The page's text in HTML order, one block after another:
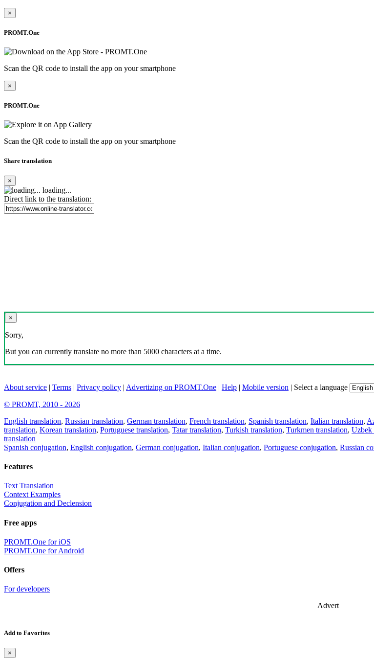
×
PROMT.One
Scan the QR code to install the app on your smartphone
×
PROMT.One
Scan the QR code to install the app on your smartphone
Share translation
×
loading...
Direct link to the translation:
×
Sorry,
But you can currently translate no more than 5000 characters at a time.
About service | Terms | Privacy policy | Advertizing on PROMT.One | Help | Mobile version | Select a language
© PROMT, 2010 - 2026
English translation, Russian translation, German translation, French translation, Spanish translation, Italian translation,
translation, Korean translation, Portuguese translation, Tatar translation, Turkish translation, Turkmen translation, Uzbek
translation
Spanish conjugation, English conjugation, German conjugation, Italian conjugation, Portuguese conjugation, Russian
Features
Text Translation
Context Examples
Conjugation and Declension
Free apps
PROMT.One for iOS
PROMT.One for Android
Offers
For developers
Advert
Add to Favorites
×